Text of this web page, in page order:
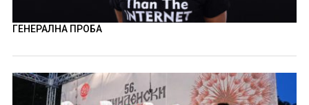
ГЕНЕРАЛНА ПРОБА